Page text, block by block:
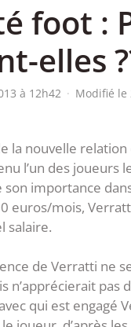
foot :
elles
à 12h42 · Modifié le
la nouvelle
l’un des joueurs
son importance
euros/mois,
salaire.
de Verratti ne
n’apprécierait pas
qui est